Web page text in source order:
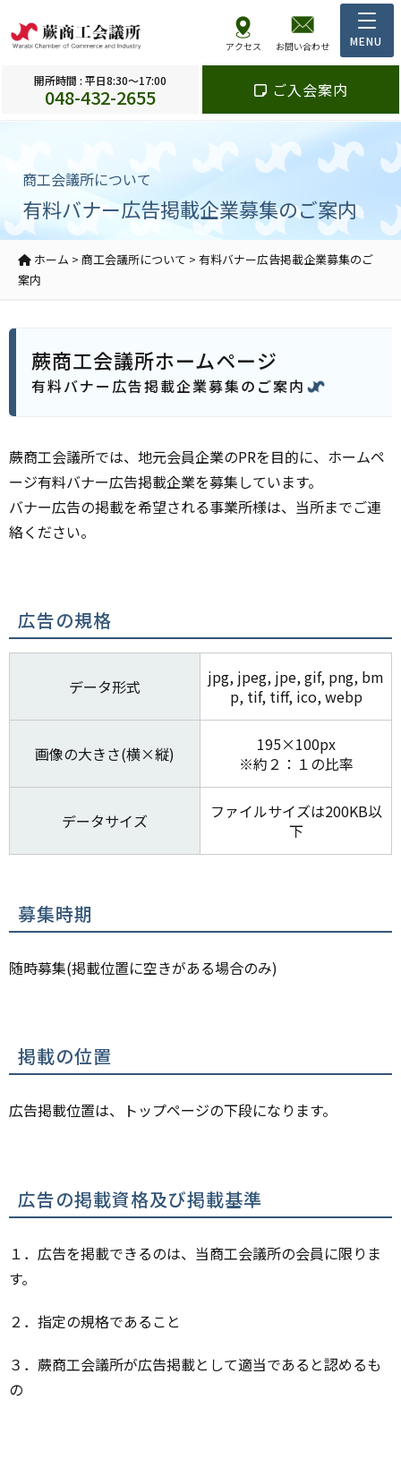
アクセス お問い合わせ
開所時間 : 平日8:30～17:00
048-432-2655 ご入会案内
商工会議所について
有料バナー広告掲載企業募集のご案内
ホーム > 商工会議所について > 有料バナー広告掲載企業募集のご
案内
蕨商工会議所ホームページ
有料バナー広告掲載企業募集のご案内
蕨商工会議所では、地元会員企業のPRを目的に、ホームペ
ージ有料バナー広告掲載企業を募集しています。
バナー広告の掲載を希望される事業所様は、当所までご連
絡ください。
広告の規格
データ形式
jpg, jpeg, jpe, gif, png, bm
p, tif, tiff, ico, webp
画像の大きさ(横×縦)
195×100px
※約２：１の比率
データサイズ
ファイルサイズは200KB以
下
募集時期
随時募集(掲載位置に空きがある場合のみ)
掲載の位置
広告掲載位置は、トップページの下段になります。
広告の掲載資格及び掲載基準
１．広告を掲載できるのは、当商工会議所の会員に限りま
す。
２．指定の規格であること
３．蕨商工会議所が広告掲載として適当であると認めるも
の